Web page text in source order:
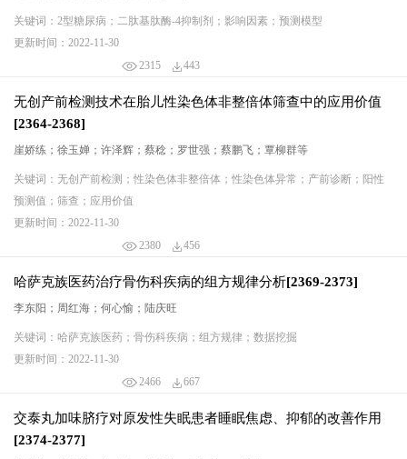
关键词：2型糖尿病；二肽基肽酶-4抑制剂；影响因素；预测模型
2315 443
更新时间：2022-11-30
无创产前检测技术在胎儿性染色体非整倍体筛查中的应用价值
[2364-2368]
崖娇练；徐玉婵；许泽辉；蔡稔；罗世强；蔡鹏飞；覃柳群等
关键词：无创产前检测；性染色体非整倍体；性染色体异常；产前诊断；阳性
预测值；筛查；应用价值
2380 456
更新时间：2022-11-30
哈萨克族医药治疗骨伤科疾病的组方规律分析[2369-2373]
李东阳；周红海；何心愉；陆庆旺
关键词：哈萨克族医药；骨伤科疾病；组方规律；数据挖掘
2466 667
更新时间：2022-11-30
交泰丸加味脐疗对原发性失眠患者睡眠焦虑、抑郁的改善作用
[2374-2377]